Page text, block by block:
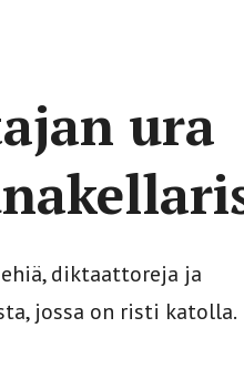
ura
diktaattoreja ja
jossa on risti katolla.